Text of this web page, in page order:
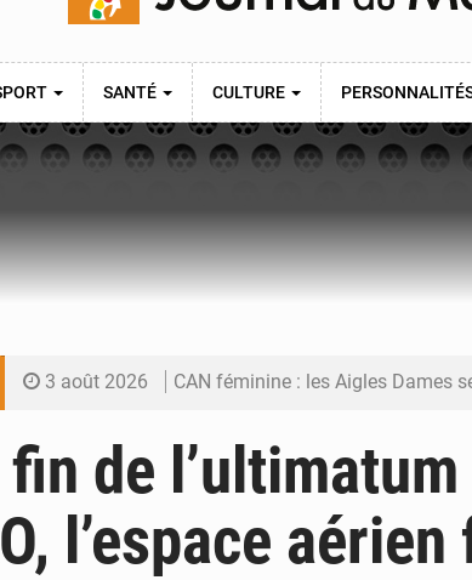
SANTÉ CULTURE
3 août 2026 CAN féminine : les Aigles Dames
3 août 2026 Hivernage : l’anticipation des crues
3 août 2026 Mobilité étudiante : une présence africaine
de
l’espace